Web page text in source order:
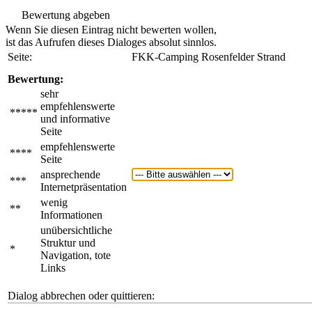
Bewertung abgeben
Wenn Sie diesen Eintrag nicht bewerten wollen,
ist das Aufrufen dieses Dialoges absolut sinnlos.
Seite:
FKK-Camping Rosenfelder Strand
Bewertung:
*****
sehr
empfehlenswerte
und informative
Seite
****
empfehlenswerte
Seite
***
ansprechende
Internetpräsentation
**
wenig
Informationen
*
unübersichtliche
Struktur und
Navigation, tote
Links
Dialog abbrechen oder quittieren: